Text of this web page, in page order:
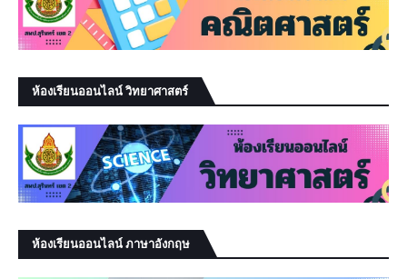
ห้องเรียนออนไลน์ วิทยาศาสตร์
ห้องเรียนออนไลน์ ภาษาอังกฤษ